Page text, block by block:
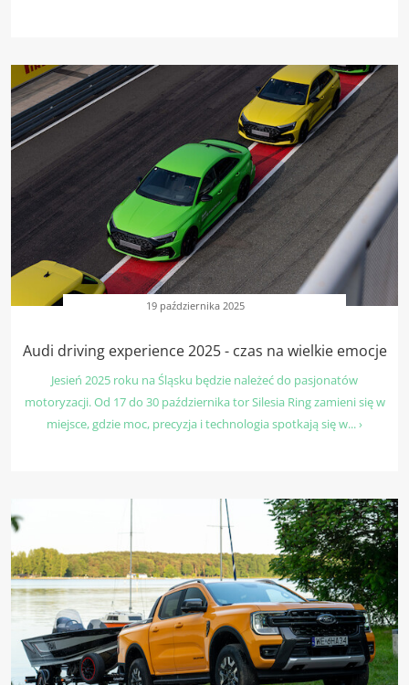
19 października 2025
Audi driving experience 2025 - czas na wielkie emocje
Jesień 2025 roku na Śląsku będzie należeć do pasjonatów
motoryzacji. Od 17 do 30 października tor Silesia Ring zamieni się w
miejsce, gdzie moc, precyzja i technologia spotkają się w... ›